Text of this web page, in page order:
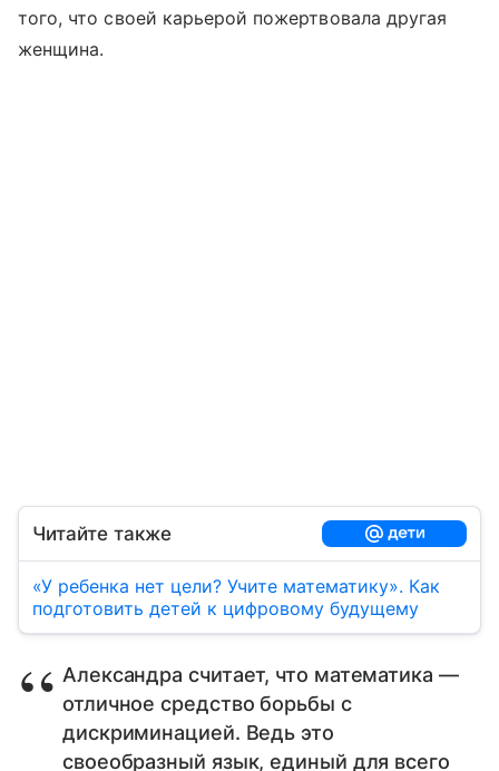
того, что своей карьерой пожертвовала другая
женщина.
Читайте также
«У ребенка нет цели? Учите математику». Как
подготовить детей к цифровому будущему
Александра считает, что математика —
отличное средство борьбы с
дискриминацией. Ведь это
своеобразный язык, единый для всего